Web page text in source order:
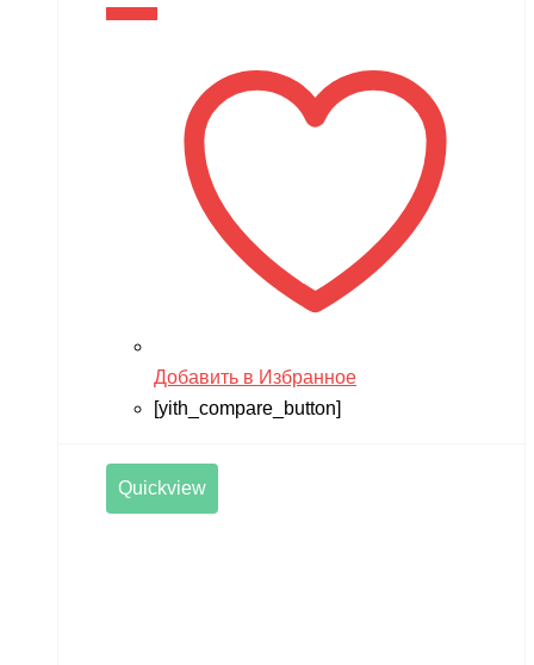
17,900 ₽.
Добавить в Избранное
[yith_compare_button]
Quickview